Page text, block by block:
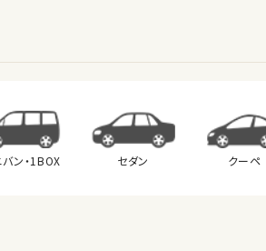
ン・1BOX セダン クーペ